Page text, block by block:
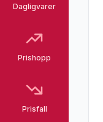
Dagligvarer
Prishopp
Prisfall